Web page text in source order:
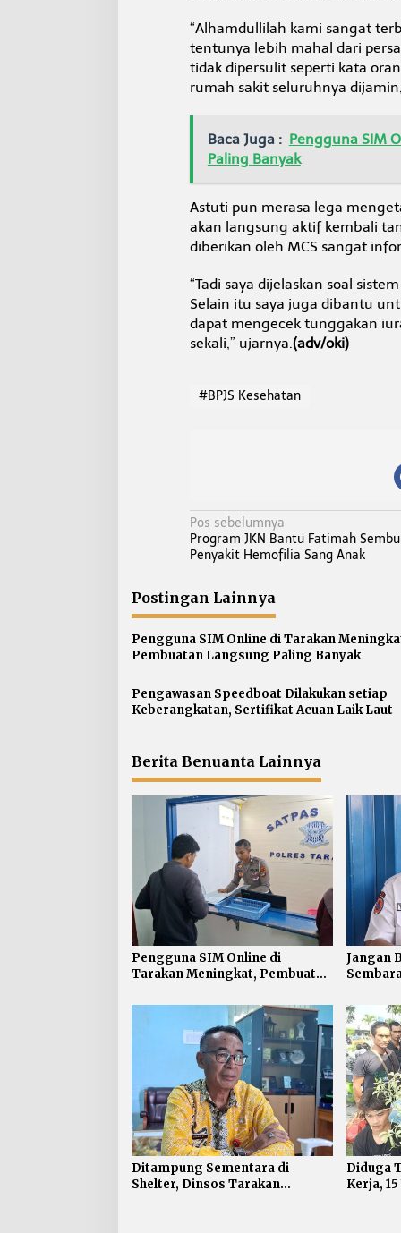
“Alhamdullilah kami sangat
tentunya lebih mahal dari
tidak dipersulit seperti kata
rumah sakit seluruhnya
Baca Juga : Pengguna SIM
Paling Banyak
Astuti pun merasa lega
akan langsung aktif kembali
diberikan oleh MCS sangat
“Tadi saya dijelaskan soal
Selain itu saya juga dibantu
dapat mengecek tunggakan
sekali,” ujarnya.(adv/oki)
#BPJS Kesehatan
N
a
i
g
a
s
p
o
Pos sebelumnya
Program JKN Bantu Fatimah
Penyakit Hemofilia Sang Anak
Postingan Lainnya
Pengguna SIM Online di Tarakan
Pembuatan Langsung Paling Banyak
Pengawasan Speedboat Dilakukan setiap
Keberangkatan, Sertifikat Acuan Laik Laut
Berita Benuanta Lainnya
Pengguna SIM Online di
Tarakan Meningkat, Pembuatan
Jangan
Ditampung Sementara di
Shelter, Dinsos Tarakan
Diduga
Kerja,